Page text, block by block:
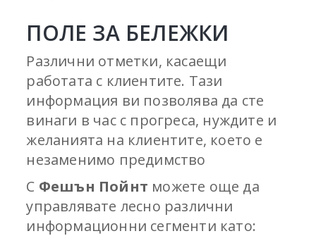
ПОЛЕ ЗА БЕЛЕЖКИ
Различни отметки, касаещи
работата с клиентите. Тази
информация ви позволява да сте
винаги в час с прогреса, нуждите и
желанията на клиентите, което е
незаменимо предимство
С Фешън Пойнт можете още да
управлявате лесно различни
информационни сегменти като: